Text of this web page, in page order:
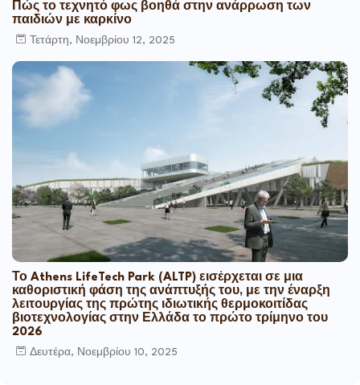
Πώς το τεχνητό φως βοηθά στην ανάρρωση των
παιδιών με καρκίνο
Τετάρτη, Νοεμβρίου 12, 2025
Το Athens LifeTech Park (ALTP) εισέρχεται σε μια
καθοριστική φάση της ανάπτυξής του, με την έναρξη
λειτουργίας της πρώτης ιδιωτικής θερμοκοιτίδας
βιοτεχνολογίας στην Ελλάδα το πρώτο τρίμηνο του
2026
Δευτέρα, Νοεμβρίου 10, 2025